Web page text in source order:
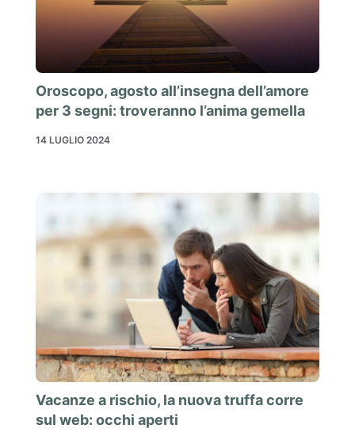
Oroscopo, agosto all’insegna dell’amore
per 3 segni: troveranno l’anima gemella
14 LUGLIO 2024
Vacanze a rischio, la nuova truffa corre
sul web: occhi aperti